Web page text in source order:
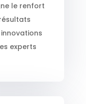
le renfort
experts